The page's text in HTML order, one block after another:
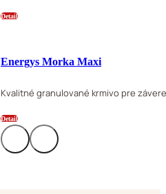
Detail
Energys Morka Maxi
Kvalitné granulované krmivo pre
Detail